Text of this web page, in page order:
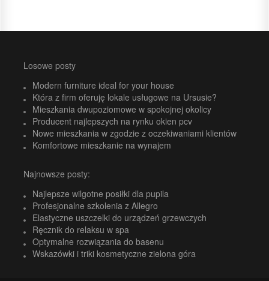
Losowe posty
Modern furniture ideal for your house
Która z firm oferuję lokale usługowe na Ursusie?
Mieszkania dwupoziomowe w spokojnej okolicy
Producent najlepszych na rynku okien pcv
Nowe mieszkania w zgodzie z oczekiwaniami klientów
Komfortowe mieszkanie na wynajem
Najnowsze posty:
Najlepsze wilgotne posiłki dla pupila
Profesjonalne szkolenia z Allegro
Elastyczne uszczelki do urządzeń grzewczych
Ręcznik do relaksu w spa
Optymalne rozwiązania do basenu
Wskazówki i triki kosmetyczne zielona góra